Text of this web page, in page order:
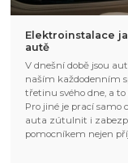
Elektroinstalace
autě
V dnešní době jsou
naším každodenním
třetinu svého dne, a
Pro jiné je prací samo
auta zútulnit i
pomocníkem nejen